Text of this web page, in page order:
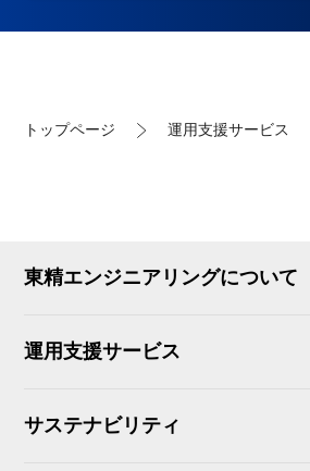
トップページ 運用支援サービス
東精エンジニアリングについて
運用支援サービス
サステナビリティ